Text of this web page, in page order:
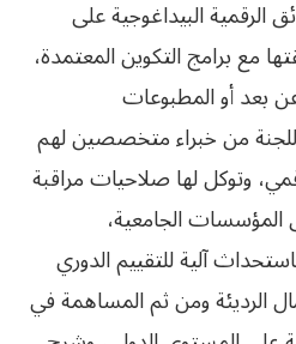
الرقمية البيداغوجية على
مع برامج التكوين المعتمدة،
بعد أو المطبوعات
من خبراء متخصصين لهم
وتوكل لها صلاحيات مراقبة
المؤسسات الجامعية،
آلية للتقييم الدوري
الرديئة ومن ثم المساهمة في